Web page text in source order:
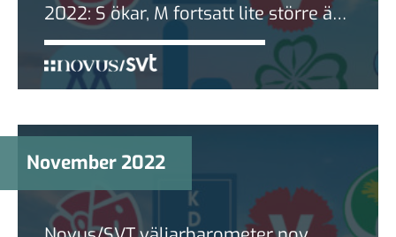
2022: S ökar, M fortsatt lite större än
SD
November 2022